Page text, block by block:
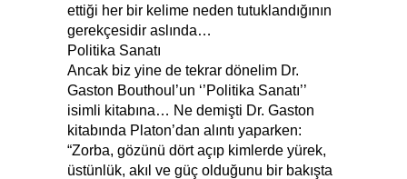
ettiği her bir kelime neden tutuklandığının
gerekçesidir aslında…
Politika Sanatı
Ancak biz yine de tekrar dönelim Dr.
Gaston Bouthoul’un ‘’Politika Sanatı’’
isimli kitabına… Ne demişti Dr. Gaston
kitabında Platon’dan alıntı yaparken:
“Zorba, gözünü dört açıp kimlerde yürek,
üstünlük, akıl ve güç olduğunu bir bakışta